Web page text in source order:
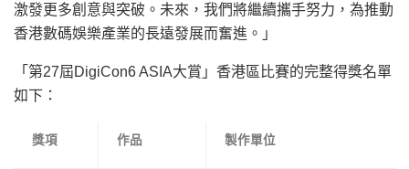
激發更多創意與突破。未來，我們將繼續攜手努力，為推動
香港數碼娛樂產業的長遠發展而奮進。」
「第27屆DigiCon6 ASIA大賞」香港區比賽的完整得獎名單
如下：
獎項 作品 製作單位